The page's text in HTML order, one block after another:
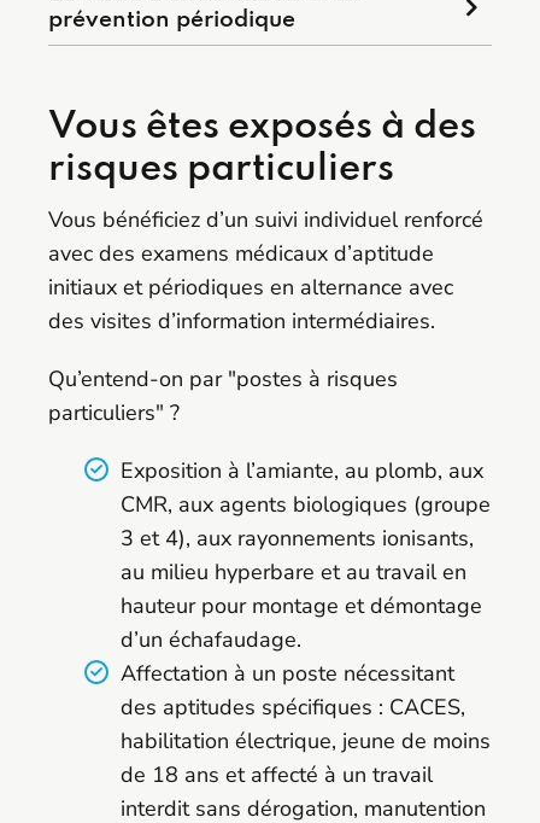
prévention périodique
Vous êtes exposés à des
risques particuliers
Vous bénéficiez d’un suivi individuel renforcé
avec des examens médicaux d’aptitude
initiaux et périodiques en alternance avec
des visites d’information intermédiaires.
Qu’entend-on par "postes à risques
particuliers" ?
Exposition à l’amiante, au plomb, aux
CMR, aux agents biologiques (groupe
3 et 4), aux rayonnements ionisants,
au milieu hyperbare et au travail en
hauteur pour montage et démontage
d’un échafaudage.
Affectation à un poste nécessitant
des aptitudes spécifiques : CACES,
habilitation électrique, jeune de moins
de 18 ans et affecté à un travail
interdit sans dérogation, manutention